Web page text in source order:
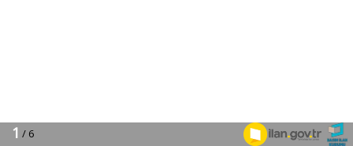
1 / 6